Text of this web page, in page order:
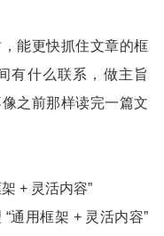
能更快抓住文章的框
有什么联系，做主旨
之前那样读完一篇文
+ 灵活内容”
通用框架 + 灵活内容”